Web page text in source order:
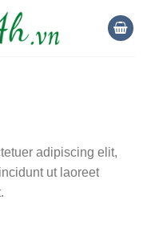
adipiscing elit,
ut laoreet